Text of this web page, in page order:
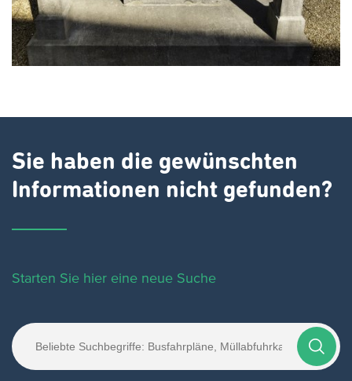
Sie haben die gewünschten
Informationen nicht gefunden?
Starten Sie hier eine neue Suche